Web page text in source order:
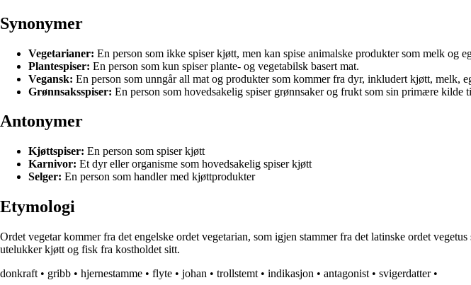
Synonymer
Vegetarianer: En person som ikke spiser kjøtt, men kan spise animalske produkter som melk og
Plantespiser: En person som kun spiser plante- og vegetabilsk basert mat.
Vegansk: En person som unngår all mat og produkter som kommer fra dyr, inkludert kjøtt, melk,
Grønnsaksspiser: En person som hovedsakelig spiser grønnsaker og frukt som sin primære kilde
Antonymer
Kjøttspiser: En person som spiser kjøtt
Karnivor: Et dyr eller organisme som hovedsakelig spiser kjøtt
Selger: En person som handler med kjøttprodukter
Etymologi
Ordet vegetar kommer fra det engelske ordet vegetarian, som igjen stammer fra det latinske ordet
utelukker kjøtt og fisk fra kostholdet sitt.
donkraft • gribb • hjernestamme • flyte • johan • trollstemt • indikasjon • antagonist • svigerdatter•